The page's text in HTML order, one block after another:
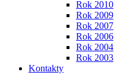
Rok 2010
Rok 2009
Rok 2007
Rok 2006
Rok 2004
Rok 2003
Kontakty